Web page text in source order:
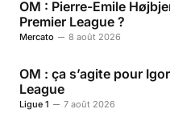
OM : Pierre-Emile
Premier League ?
Mercato 8 août 2026
OM : ça s’agite pour
League
Ligue 1 7 août 2026